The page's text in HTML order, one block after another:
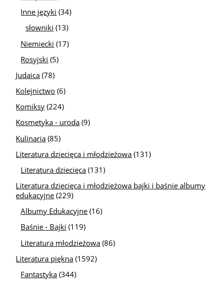
Inne języki (34)
słowniki (13)
Niemiecki (17)
Rosyjski (5)
Judaica (78)
Kolejnictwo (6)
Komiksy (224)
Kosmetyka - uroda (9)
Kulinaria (85)
Literatura dziecięca i młodzieżowa (131)
Literatura dziecięca (131)
Literatura dziecięca i młodzieżowa bajki i baśnie albumy
edukacyjne (229)
Albumy Edukacyjne (16)
Baśnie - Bajki (119)
Literatura młodzieżowa (86)
Literatura piękna (1592)
Fantastyka (344)